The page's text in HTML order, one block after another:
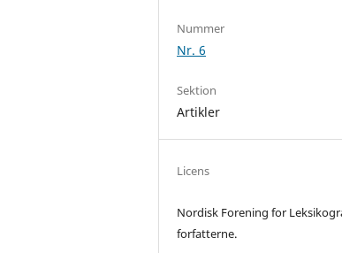
Nummer
Nr. 6
Sektion
Artikler
Licens
Nordisk Forening for
forfatterne.